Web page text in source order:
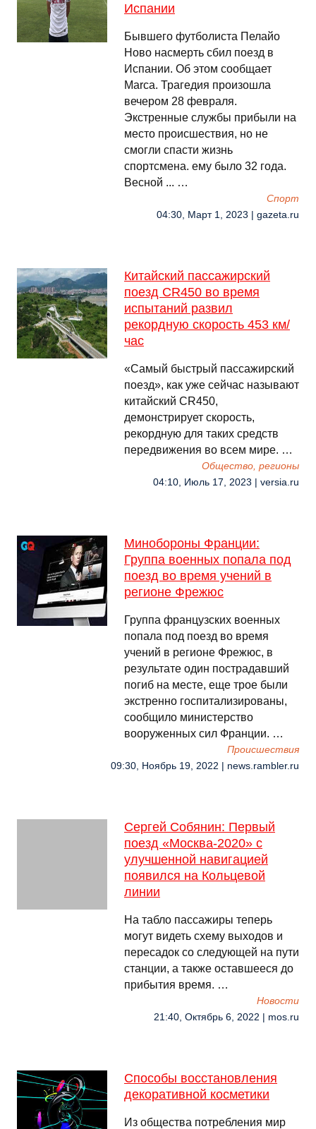
Испании
Бывшего футболиста Пелайо
Ново насмерть сбил поезд в
Испании. Об этом сообщает
Marca. Трагедия произошла
вечером 28 февраля.
Экстренные службы прибыли на
место происшествия, но не
смогли спасти жизнь
спортсмена. ему было 32 года.
Весной ... …
Спорт
04:30, Март 1, 2023 | gazeta.ru
Китайский пассажирский
поезд CR450 во время
испытаний развил
рекордную скорость 453 км/
час
«Самый быстрый пассажирский
поезд», как уже сейчас называют
китайский CR450,
демонстрирует скорость,
рекордную для таких средств
передвижения во всем мире. …
Общество, регионы
04:10, Июль 17, 2023 | versia.ru
Минобороны Франции:
Группа военных попала под
поезд во время учений в
регионе Фрежюс
Группа французских военных
попала под поезд во время
учений в регионе Фрежюс, в
результате один пострадавший
погиб на месте, еще трое были
экстренно госпитализированы,
сообщило министерство
вооруженных сил Франции. …
Происшествия
09:30, Ноябрь 19, 2022 | news.rambler.ru
Сергей Собянин: Первый
поезд «Москва-2020» с
улучшенной навигацией
появился на Кольцевой
линии
На табло пассажиры теперь
могут видеть схему выходов и
пересадок со следующей на пути
станции, а также оставшееся до
прибытия время. …
Новости
21:40, Октябрь 6, 2022 | mos.ru
Способы восстановления
декоративной косметики
Из общества потребления мир